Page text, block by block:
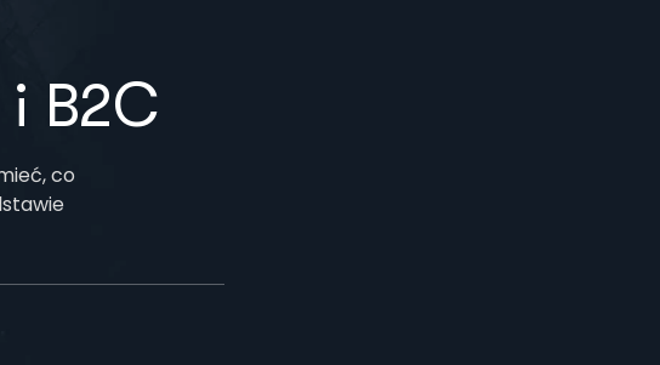
B2C
co